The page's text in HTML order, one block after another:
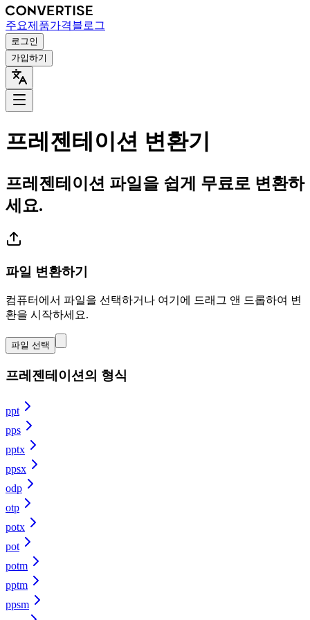
주요제품가격블로그
로그인
가입하기
프레젠테이션 변환기
프레젠테이션 파일을 쉽게 무료로 변환하
세요.
파일 변환하기
컴퓨터에서 파일을 선택하거나 여기에 드래그 앤 드롭하여 변
환을 시작하세요.
파일 선택
프레젠테이션의 형식
ppt
pps
pptx
ppsx
odp
otp
potx
pot
potm
pptm
ppsm